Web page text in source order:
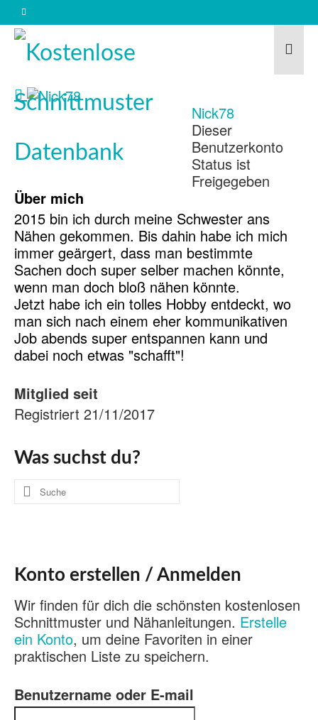
Nick78
Dieser
Benutzerkonto
Status ist
Freigegeben
Über mich
2015 bin ich durch meine Schwester ans
Nähen gekommen. Bis dahin habe ich mich
immer geärgert, dass man bestimmte
Sachen doch super selber machen könnte,
wenn man doch bloß nähen könnte.
Jetzt habe ich ein tolles Hobby entdeckt, wo
man sich nach einem eher kommunikativen
Job abends super entspannen kann und
dabei noch etwas "schafft"!
Mitglied seit
Registriert 21/11/2017
Was suchst du?
Suche
nach:
Konto erstellen / Anmelden
Wir finden für dich die schönsten kostenlosen
Schnittmuster und Nähanleitungen. Erstelle
ein Konto, um deine Favoriten in einer
praktischen Liste zu speichern.
Benutzername oder E-mail